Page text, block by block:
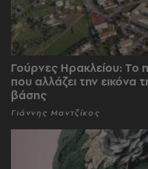
Γούρνες Ηρακλείου:
που αλλάζει την εικόνα
βάσης
Γιάννης Μαντζίκος